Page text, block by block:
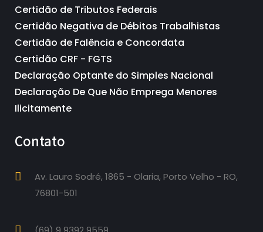
Certidão de Tributos Federais
Certidão Negativa de Débitos Trabalhistas
Certidão de Falência e Concordata
Certidão CRF - FGTS
Declaração Optante do Simples Nacional
Declaração De Que Não Emprega Menores
Ilicitamente
Contato
Av. Lauro Sodré, 1865 - Olaria, Porto Velho - RO,
76801-501